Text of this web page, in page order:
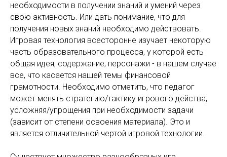
необходимости в получении знаний и умений через
свою активность. Или дать понимание, что для
получения новых знаний необходимо действовать.
Игровая технология всесторонне изучает некоторую
часть образовательного процесса, у которой есть
общая идея, содержание, персонажи - в нашем случае
все, что касается нашей темы финансовой
грамотности. Необходимо отметить, что педагог
может менять стратегию/тактику игрового действа,
усложняя/упрощения при необходимости задачи
(зависит от степени освоения материала). Это и
является отличительной чертой игровой технологии.